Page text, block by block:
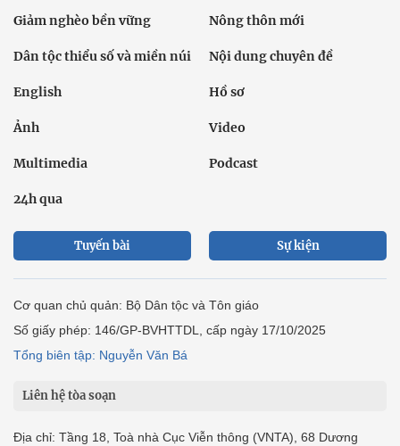
Giảm nghèo bền vững Nông thôn mới
Dân tộc thiểu số và miền núi Nội dung chuyên đề
English Hồ sơ
Ảnh Video
Multimedia Podcast
24h qua
Tuyến bài Sự kiện
Cơ quan chủ quản: Bộ Dân tộc và Tôn giáo
Số giấy phép: 146/GP-BVHTTDL, cấp ngày 17/10/2025
Tổng biên tập: Nguyễn Văn Bá
Liên hệ tòa soạn
Địa chỉ: Tầng 18, Toà nhà Cục Viễn thông (VNTA), 68 Dương